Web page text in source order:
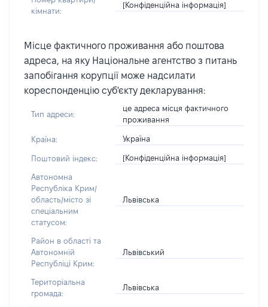
кімнати:
[Конфіденційна інформація]
Місце фактичного проживання або поштова
адреса, на яку Національне агентство з питань
запобігання корупції може надсилати
кореспонденцію суб'єкту декларування:
Тип адреси:
це адреса місця фактичного
проживання
Країна: Україна
Поштовий індекс: [Конфіденційна інформація]
Автономна
Республіка Крим/
область/місто зі
спеціальним
статусом:
Львівська
Район в області та
Автономній
Республіці Крим:
Львівський
Територіальна
громада:
Львівська